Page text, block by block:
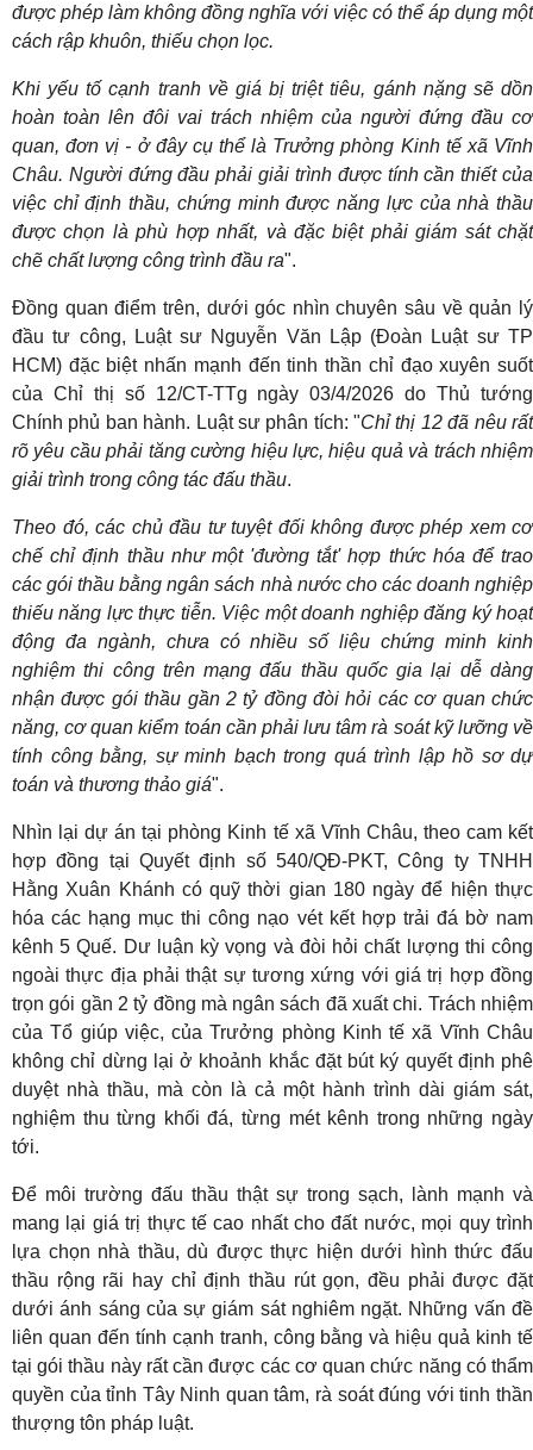
được phép làm không đồng nghĩa với việc có thể áp dụng một
cách rập khuôn, thiếu chọn lọc.
Khi yếu tố cạnh tranh về giá bị triệt tiêu, gánh nặng sẽ dồn
hoàn toàn lên đôi vai trách nhiệm của người đứng đầu cơ
quan, đơn vị - ở đây cụ thể là Trưởng phòng Kinh tế xã Vĩnh
Châu. Người đứng đầu phải giải trình được tính cần thiết của
việc chỉ định thầu, chứng minh được năng lực của nhà thầu
được chọn là phù hợp nhất, và đặc biệt phải giám sát chặt
chẽ chất lượng công trình đầu ra".
Đồng quan điểm trên, dưới góc nhìn chuyên sâu về quản lý
đầu tư công, Luật sư Nguyễn Văn Lập (Đoàn Luật sư TP
HCM) đặc biệt nhấn mạnh đến tinh thần chỉ đạo xuyên suốt
của Chỉ thị số 12/CT-TTg ngày 03/4/2026 do Thủ tướng
Chính phủ ban hành. Luật sư phân tích: "Chỉ thị 12 đã nêu rất
rõ yêu cầu phải tăng cường hiệu lực, hiệu quả và trách nhiệm
giải trình trong công tác đấu thầu.
Theo đó, các chủ đầu tư tuyệt đối không được phép xem cơ
chế chỉ định thầu như một 'đường tắt' hợp thức hóa để trao
các gói thầu bằng ngân sách nhà nước cho các doanh nghiệp
thiếu năng lực thực tiễn. Việc một doanh nghiệp đăng ký hoạt
động đa ngành, chưa có nhiều số liệu chứng minh kinh
nghiệm thi công trên mạng đấu thầu quốc gia lại dễ dàng
nhận được gói thầu gần 2 tỷ đồng đòi hỏi các cơ quan chức
năng, cơ quan kiểm toán cần phải lưu tâm rà soát kỹ lưỡng về
tính công bằng, sự minh bạch trong quá trình lập hồ sơ dự
toán và thương thảo giá".
Nhìn lại dự án tại phòng Kinh tế xã Vĩnh Châu, theo cam kết
hợp đồng tại Quyết định số 540/QĐ-PKT, Công ty TNHH
Hằng Xuân Khánh có quỹ thời gian 180 ngày để hiện thực
hóa các hạng mục thi công nạo vét kết hợp trải đá bờ nam
kênh 5 Quế. Dư luận kỳ vọng và đòi hỏi chất lượng thi công
ngoài thực địa phải thật sự tương xứng với giá trị hợp đồng
trọn gói gần 2 tỷ đồng mà ngân sách đã xuất chi. Trách nhiệm
của Tổ giúp việc, của Trưởng phòng Kinh tế xã Vĩnh Châu
không chỉ dừng lại ở khoảnh khắc đặt bút ký quyết định phê
duyệt nhà thầu, mà còn là cả một hành trình dài giám sát,
nghiệm thu từng khối đá, từng mét kênh trong những ngày
tới.
Để môi trường đấu thầu thật sự trong sạch, lành mạnh và
mang lại giá trị thực tế cao nhất cho đất nước, mọi quy trình
lựa chọn nhà thầu, dù được thực hiện dưới hình thức đấu
thầu rộng rãi hay chỉ định thầu rút gọn, đều phải được đặt
dưới ánh sáng của sự giám sát nghiêm ngặt. Những vấn đề
liên quan đến tính cạnh tranh, công bằng và hiệu quả kinh tế
tại gói thầu này rất cần được các cơ quan chức năng có thẩm
quyền của tỉnh Tây Ninh quan tâm, rà soát đúng với tinh thần
thượng tôn pháp luật.